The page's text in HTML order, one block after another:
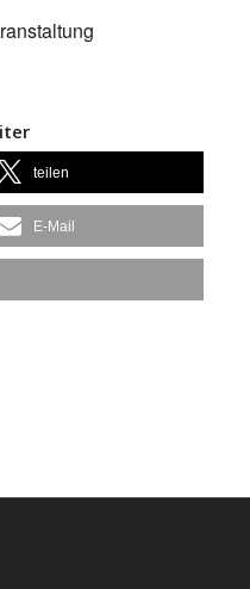
teilen
E-Mail